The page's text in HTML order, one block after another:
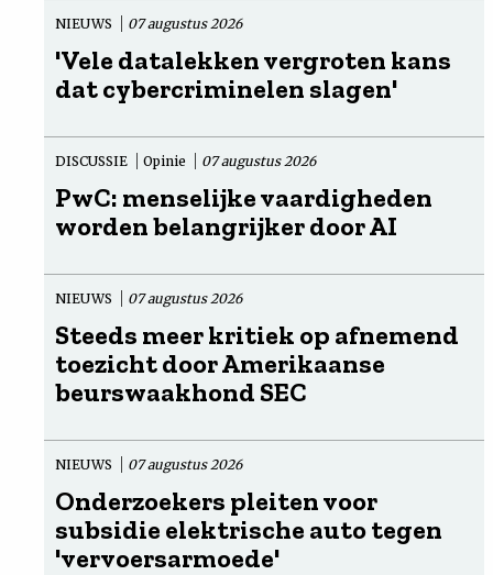
NIEUWS 07 augustus 2026
'Vele datalekken vergroten kans
dat cybercriminelen slagen'
DISCUSSIE Opinie 07 augustus 2026
PwC: menselijke vaardigheden
worden belangrijker door AI
NIEUWS 07 augustus 2026
Steeds meer kritiek op afnemend
toezicht door Amerikaanse
beurswaakhond SEC
NIEUWS 07 augustus 2026
Onderzoekers pleiten voor
subsidie elektrische auto tegen
'vervoersarmoede'